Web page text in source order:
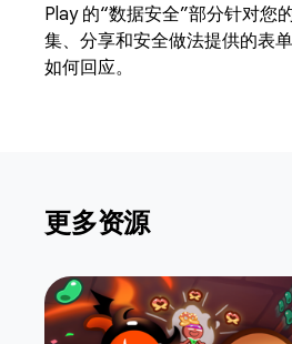
Play 的“数据安全”部分针对您
集、分享和安全做法提供的表
如何回应。
更多资源